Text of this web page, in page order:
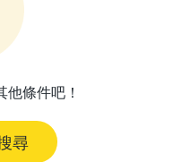
條件吧！
尋